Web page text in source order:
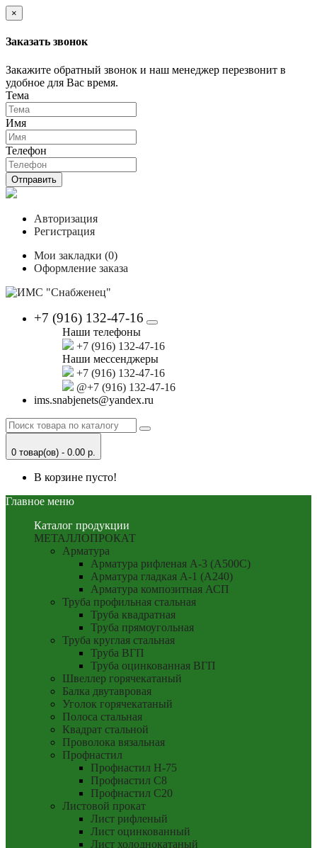
×
Заказать звонок
Закажите обратный звонок и наш менеджер перезвонит в
удобное для Вас время.
Тема
Имя
Телефон
Отправить
Авторизация
Регистрация
Мои закладки (0)
Оформление заказа
+7 (916) 132-47-16
Наши телефоны
+7 (916) 132-47-16
Наши мессенджеры
+7 (916) 132-47-16
@+7 (916) 132-47-16
ims.snabjenets@yandex.ru
0 товар(ов) - 0.00 р.
В корзине пусто!
Главное меню
Каталог продукции
МЕТАЛЛОПРОКАТ
Арматура
Арматура рифленая А-3 (А500С)
Арматура гладкая А-1 (А240)
Арматура композитная АСП
Труба профильная стальная
Труба квадратная
Труба прямоугольная
Труба круглая стальная
Труба ВГП
Труба оцинкованная ВГП
Швеллер горячекатаный
Балка двутавровая
Уголок горячекатаный
Полоса стальная
Квадрат стальной
Проволока вязальная
Профнастил
Профнастил Н-75
Профнастил С8
Профнастил С20
Листовой прокат
Лист рифленый
Лист оцинкованный
Лист холоднокатаный